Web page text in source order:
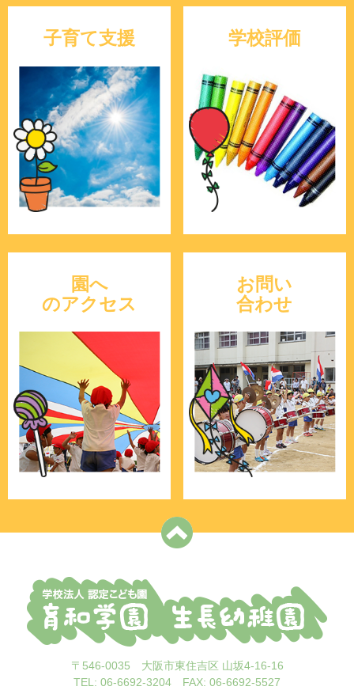
子育て支援 学校評価
園へ
のアクセス
お問い
合わせ
〒546-0035 大阪市東住吉区 山坂4-16-16
TEL: 06-6692-3204 FAX: 06-6692-5527